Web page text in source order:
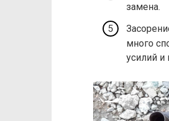
замена.
много
усилий и